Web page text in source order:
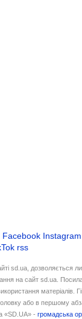
Facebook Instagram
rss
sd.ua, дозволяється
на сайт sd.ua.
матеріалів.
або в першому
«SD.UA» -громадська